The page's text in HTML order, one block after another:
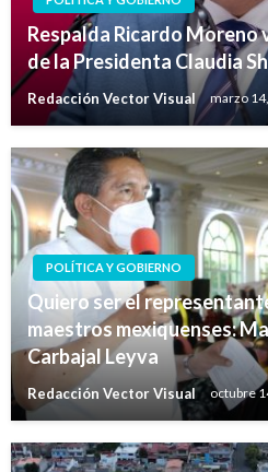
Respalda Ricardo Moreno
de la Presidenta Claudia
Redacción Vector Visual marzo
POLÍTICA Y GOBIERNO
Quiero ser el
maestros mexiquenses:
Carbajal Leyva
Redacción Vector Visual octubre